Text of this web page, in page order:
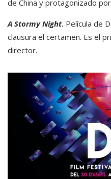
de China y protagonizado
A Stormy Night. Película de
clausura el certamen. Es el
director.